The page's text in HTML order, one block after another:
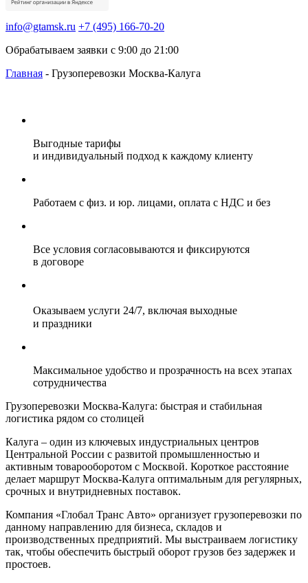
info@gtamsk.ru +7 (495) 166-70-20
Обрабатываем заявки с 9:00 до 21:00
Главная - Грузоперевозки Москва-Калуга
Выгодные тарифы
и индивидуальный подход к каждому клиенту
Работаем с физ. и юр. лицами, оплата с НДС и без
Все условия согласовываются и фиксируются
в договоре
Оказываем услуги 24/7, включая выходные
и праздники
Максимальное удобство и прозрачность на всех этапах
сотрудничества
Грузоперевозки Москва-Калуга: быстрая и стабильная
логистика рядом со столицей
Калуга – один из ключевых индустриальных центров
Центральной России с развитой промышленностью и
активным товарооборотом с Москвой. Короткое расстояние
делает маршрут Москва-Калуга оптимальным для регулярных,
срочных и внутридневных поставок.
Компания «Глобал Транс Авто» организует грузоперевозки по
данному направлению для бизнеса, складов и
производственных предприятий. Мы выстраиваем логистику
так, чтобы обеспечить быстрый оборот грузов без задержек и
простоев.